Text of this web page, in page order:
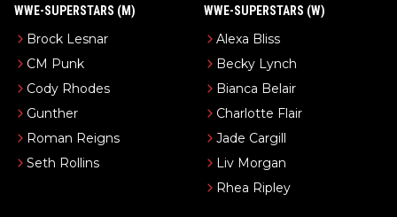
WWE-SUPERSTARS (M)
Brock Lesnar
CM Punk
Cody Rhodes
Gunther
Roman Reigns
Seth Rollins
WWE-SUPERSTARS (W)
Alexa Bliss
Becky Lynch
Bianca Belair
Charlotte Flair
Jade Cargill
Liv Morgan
Rhea Ripley